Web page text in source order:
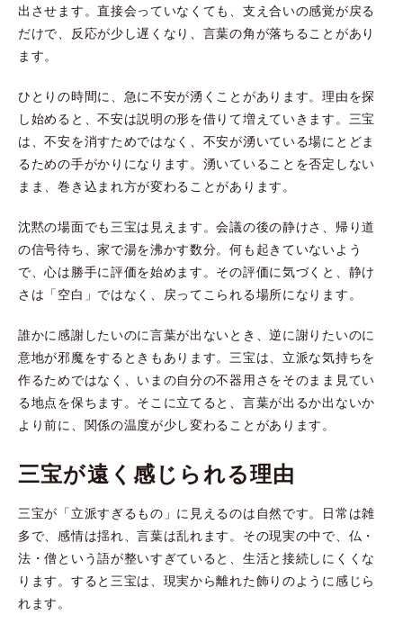
出させます。直接会っていなくても、支え合いの感覚が戻る
だけで、反応が少し遅くなり、言葉の角が落ちることがあり
ます。
ひとりの時間に、急に不安が湧くことがあります。理由を探
し始めると、不安は説明の形を借りて増えていきます。三宝
は、不安を消すためではなく、不安が湧いている場にとどま
るための手がかりになります。湧いていることを否定しない
まま、巻き込まれ方が変わることがあります。
沈黙の場面でも三宝は見えます。会議の後の静けさ、帰り道
の信号待ち、家で湯を沸かす数分。何も起きていないよう
で、心は勝手に評価を始めます。その評価に気づくと、静け
さは「空白」ではなく、戻ってこられる場所になります。
誰かに感謝したいのに言葉が出ないとき、逆に謝りたいのに
意地が邪魔をするときもあります。三宝は、立派な気持ちを
作るためではなく、いまの自分の不器用さをそのまま見てい
る地点を保ちます。そこに立てると、言葉が出るか出ないか
より前に、関係の温度が少し変わることがあります。
三宝が遠く感じられる理由
三宝が「立派すぎるもの」に見えるのは自然です。日常は雑
多で、感情は揺れ、言葉は乱れます。その現実の中で、仏・
法・僧という語が整いすぎていると、生活と接続しにくくな
ります。すると三宝は、現実から離れた飾りのように感じら
れます。